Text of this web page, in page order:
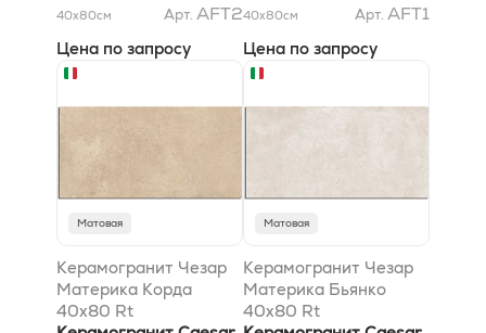
40x80см Арт. AFT2
Цена по запросу
40x80см Арт. AFT1
Цена по запросу
Матовая
Керамогранит Чезар
Материка Корда
40x80 Rt
Матовая
Керамогранит Чезар
Материка Бьянко
40x80 Rt